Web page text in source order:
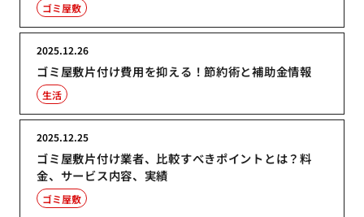
ゴミ屋敷
ゴミ屋敷片付け費用を抑える！節約術と補助金情報
2025.12.26
生活
ゴミ屋敷片付け業者、比較すべきポイントとは？料
金、サービス内容、実績
2025.12.25
ゴミ屋敷